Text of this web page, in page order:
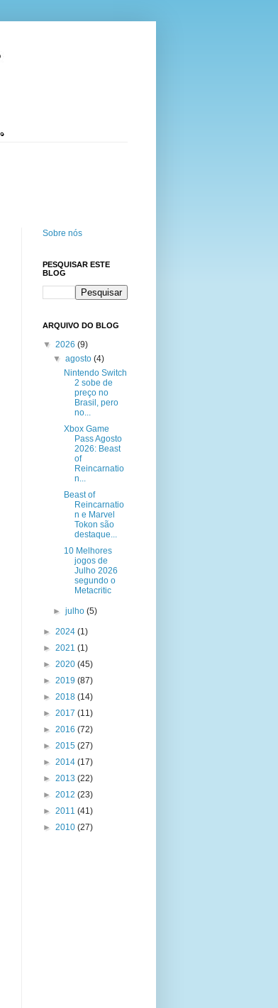
Sobre nós
PESQUISAR ESTE
BLOG
ARQUIVO DO BLOG
▼ 2026 (9)
▼agosto(4)
Nintendo Switch
2 sobe de
preço no
Brasil, pero
no...
Xbox Game
Pass Agosto
2026: Beast
of
Reincarnatio
n...
Beast of
Reincarnatio
n e Marvel
Tokon são
destaque...
10 Melhores
jogos de
Julho 2026
segundo o
Metacritic
►julho(5)
► 2024 (1)
► 2021 (1)
► 2020 (45)
► 2019 (87)
► 2018 (14)
► 2017 (11)
► 2016 (72)
► 2015 (27)
► 2014 (17)
► 2013 (22)
► 2012 (23)
► 2011 (41)
► 2010 (27)